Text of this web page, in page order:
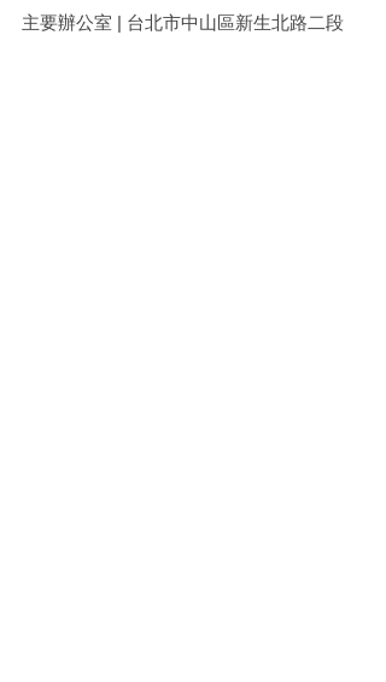
主要辦公室 | 台北市中山區新生北路二段